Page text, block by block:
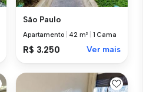
São Paulo
Apartamento 42 m² 1 Cama
R$ 3.250 Ver mais